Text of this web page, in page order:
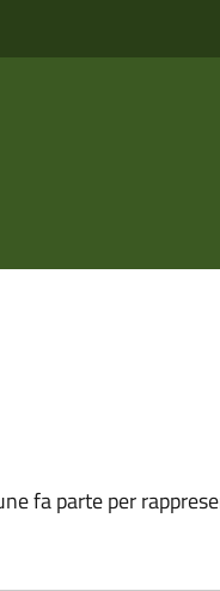
fa parte per